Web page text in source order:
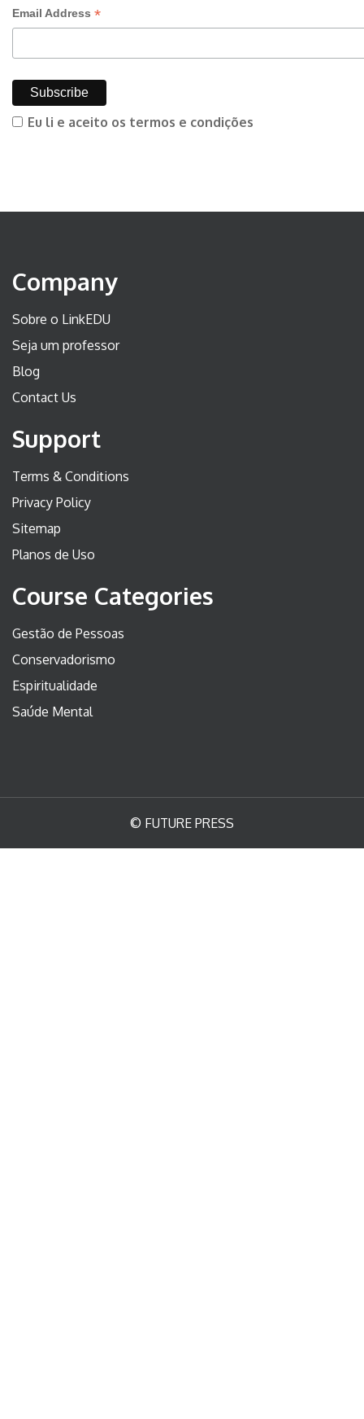
Email Address *
Eu li e aceito os termos e condições
Company
Sobre o LinkEDU
Seja um professor
Blog
Contact Us
Support
Terms & Conditions
Privacy Policy
Sitemap
Planos de Uso
Course Categories
Gestão de Pessoas
Conservadorismo
Espiritualidade
Saúde Mental
© FUTURE PRESS